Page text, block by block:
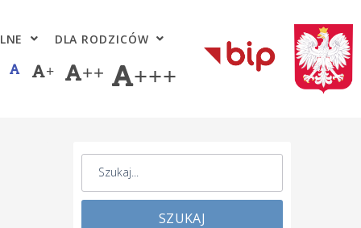
DLA RODZICÓW
+ ++ +++
SZUKAJ